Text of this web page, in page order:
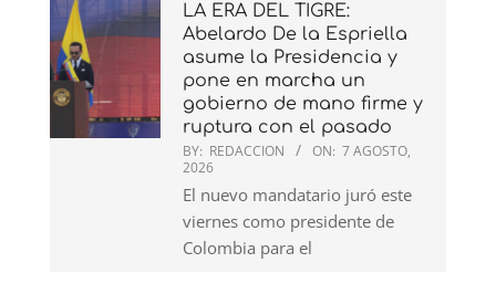
LA ERA DEL TIGRE:
Abelardo De la Espriella
asume la Presidencia y
pone en marcha un
gobierno de mano firme y
ruptura con el pasado
BY: REDACCION ON: 7 AGOSTO,
2026
El nuevo mandatario juró este
viernes como presidente de
Colombia para el